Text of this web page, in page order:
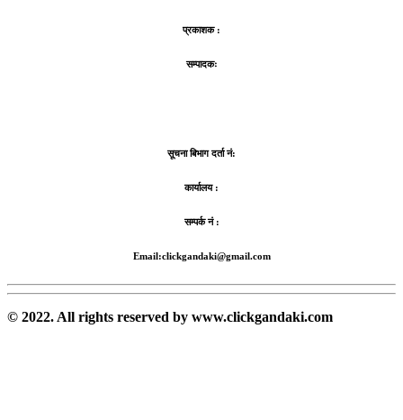
प्रकाशक :
सम्पादकः
सूचना बिभाग दर्ता नं:
कार्यालय :
सम्पर्क नं :
Email:clickgandaki@gmail.com
© 2022. All rights reserved by www.clickgandaki.com